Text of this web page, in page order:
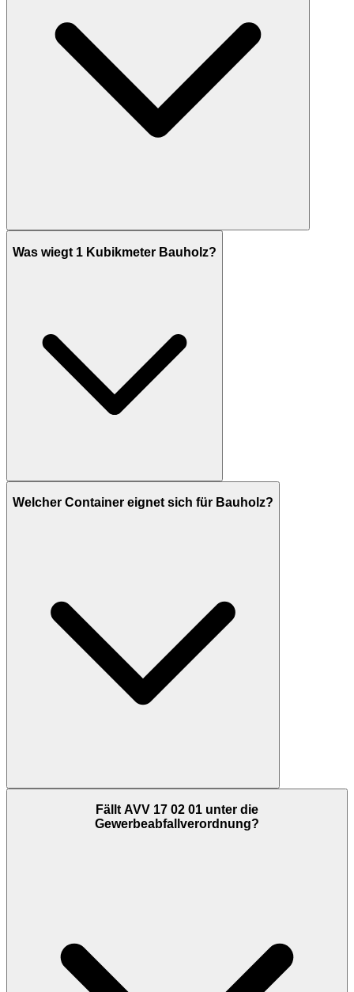
Was wiegt 1 Kubikmeter Bauholz?
Welcher Container eignet sich für Bauholz?
Fällt AVV 17 02 01 unter die
Gewerbeabfallverordnung?